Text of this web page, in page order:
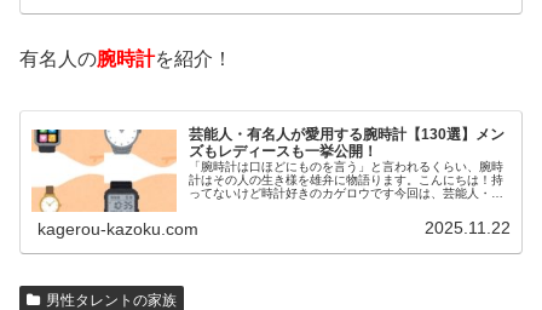
有名人の腕時計を紹介！
芸能人・有名人が愛用する腕時計【130選】メン
ズもレディースも一挙公開！
「腕時計は口ほどにものを言う」と言われるくらい、腕時
計はその人の生き様を雄弁に物語ります。こんにちは！持
ってないけど時計好きのカゲロウです今回は、芸能人・有
kagerou-kazoku.com 2025.11.22
男性タレントの家族